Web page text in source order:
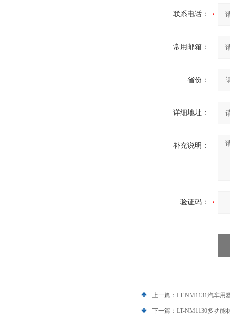
联系电话：
常用邮箱：
省份：
详细地址：
补充说明：
验证码：
上一篇： LT-NM1131汽车用
下一篇： LT-NM1130多功能